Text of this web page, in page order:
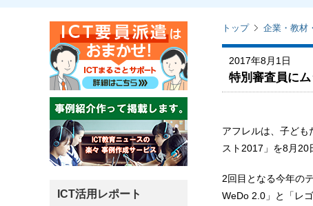
トップ 企業・教材
2017年8月1日
特別審査員に
アフレルは、子ども
スト2017」を8月20
2回目となる今年の
WeDo 2.0」と「レ
ICT活用レポート